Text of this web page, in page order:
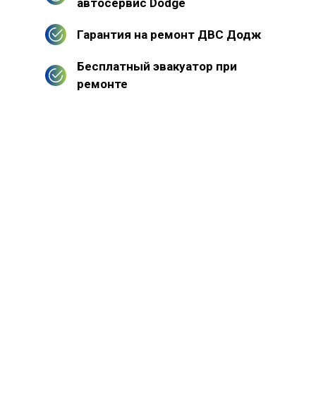
Гарантия на ремонт ДВС Додж
Бесплатный эвакуатор при
ремонте